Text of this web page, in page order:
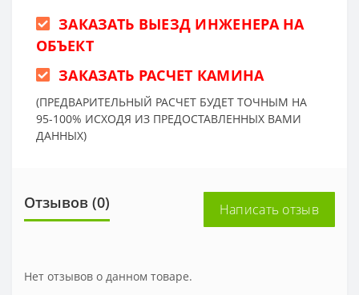
ЗАКАЗАТЬ ВЫЕЗД ИНЖЕНЕРА НА
ОБЪЕКТ
ЗАКАЗАТЬ РАСЧЕТ КАМИНА
(ПРЕДВАРИТЕЛЬНЫЙ РАСЧЕТ БУДЕТ ТОЧНЫМ НА
95-100% ИСХОДЯ ИЗ ПРЕДОСТАВЛЕННЫХ ВАМИ
ДАННЫХ)
Отзывов (0) Написать отзыв
Нет отзывов о данном товаре.